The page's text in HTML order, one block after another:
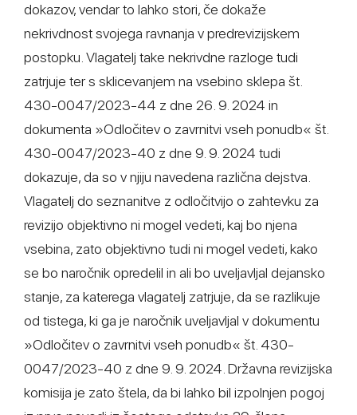
dokazov, vendar to lahko stori, če dokaže
nekrivdnost svojega ravnanja v predrevizijskem
postopku. Vlagatelj take nekrivdne razloge tudi
zatrjuje ter s sklicevanjem na vsebino sklepa št.
430-0047/2023-44 z dne 26. 9. 2024 in
dokumenta »Odločitev o zavrnitvi vseh ponudb« št.
430-0047/2023-40 z dne 9. 9. 2024 tudi
dokazuje, da so v njiju navedena različna dejstva.
Vlagatelj do seznanitve z odločitvijo o zahtevku za
revizijo objektivno ni mogel vedeti, kaj bo njena
vsebina, zato objektivno tudi ni mogel vedeti, kako
se bo naročnik opredelil in ali bo uveljavljal dejansko
stanje, za katerega vlagatelj zatrjuje, da se razlikuje
od tistega, ki ga je naročnik uveljavljal v dokumentu
»Odločitev o zavrnitvi vseh ponudb« št. 430-
0047/2023-40 z dne 9. 9. 2024. Državna revizijska
komisija je zato štela, da bi lahko bil izpolnjen pogoj